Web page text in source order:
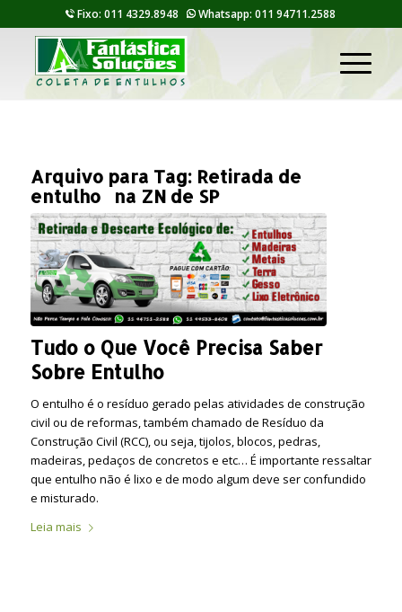
Fixo: 011 4329.8948 Whatsapp: 011 94711.2588
Arquivo para Tag: Retirada de
entulho na ZN de SP
Tudo o Que Você Precisa Saber
Sobre Entulho
O entulho é o resíduo gerado pelas atividades de construção
civil ou de reformas, também chamado de Resíduo da
Construção Civil (RCC), ou seja, tijolos, blocos, pedras,
madeiras, pedaços de concretos e etc… É importante ressaltar
que entulho não é lixo e de modo algum deve ser confundido
e misturado.
Leia mais